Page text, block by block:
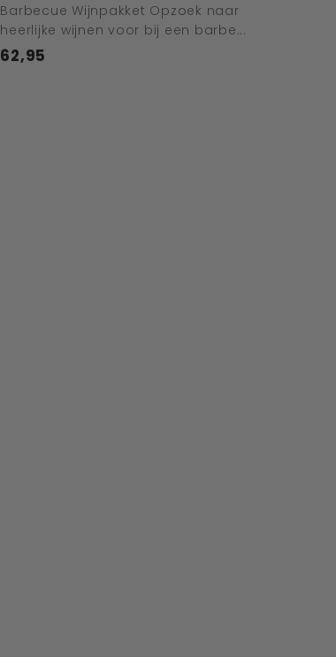
Barbecue Wijnpakket Opzoek naar
heerlijke wijnen voor bij een barbe...
62,95